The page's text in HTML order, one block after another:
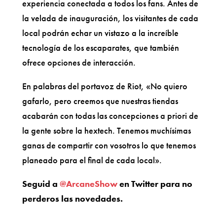
experiencia conectada a todos los fans. Antes de
la velada de inauguración, los visitantes de cada
local podrán echar un vistazo a la increíble
tecnología de los escaparates, que también
ofrece opciones de interacción.
En palabras del portavoz de Riot, «No quiero
gafarlo, pero creemos que nuestras tiendas
acabarán con todas las concepciones a priori de
la gente sobre la hextech. Tenemos muchísimas
ganas de compartir con vosotros lo que tenemos
planeado para el final de cada local».
Seguid a @ArcaneShowen Twitter para no
perderos las novedades.